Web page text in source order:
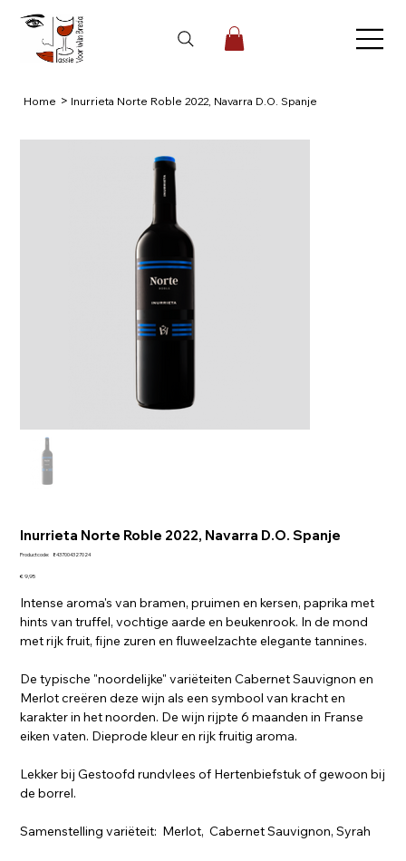
Home > Inurrieta Norte Roble 2022, Navarra D.O. Spanje
Inurrieta Norte Roble 2022, Navarra D.O. Spanje
Productcode:
Productcode
8437004327024
Prijs
€ 9,95
Intense aroma's van bramen, pruimen en kersen, paprika met
hints van truffel, vochtige aarde en beukenrook. In de mond
met rijk fruit, fijne zuren en fluweelzachte elegante tannines.
De typische "noordelijke" variëteiten Cabernet Sauvignon en
Merlot creëren deze wijn als een symbool van kracht en
karakter in het noorden. De wijn rijpte 6 maanden in Franse
eiken vaten. Dieprode kleur en rijk fruitig aroma.
Lekker bij Gestoofd rundvlees of Hertenbiefstuk of gewoon bij
de borrel.
Samenstelling variëteit: Merlot, Cabernet Sauvignon, Syrah